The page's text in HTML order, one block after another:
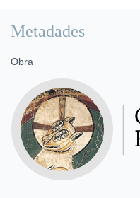
Metadades
Obra